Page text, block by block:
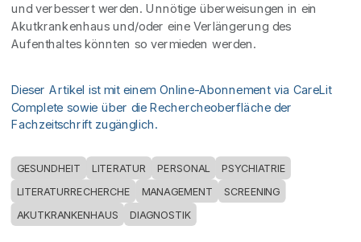
und verbessert werden. Unnötige überweisungen in ein
Akutkrankenhaus und/oder eine Verlängerung des
Aufenthaltes könnten so vermieden werden.
Dieser Artikel ist mit einem Online-Abonnement via CareLit
Complete sowie über die Rechercheoberfläche der
Fachzeitschrift zugänglich.
GESUNDHEIT LITERATUR PERSONAL PSYCHIATRIE
LITERATURRECHERCHE MANAGEMENT SCREENING
AKUTKRANKENHAUS DIAGNOSTIK